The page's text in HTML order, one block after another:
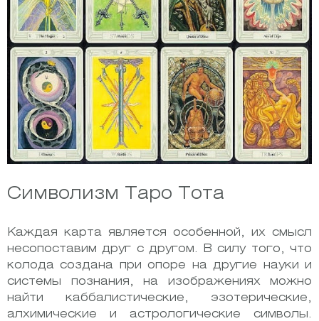
Символизм Таро Тота
Каждая карта является особенной, их смысл
несопоставим друг с другом. В силу того, что
колода создана при опоре на другие науки и
системы познания, на изображениях можно
найти каббалистические, эзотерические,
алхимические и астрологические символы.